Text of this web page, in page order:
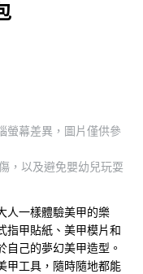
螢幕差異，圖片僅供參
，以及避免嬰幼兒玩耍
人一樣體驗美甲的樂
指甲貼紙、美甲模片和
自己的夢幻美甲造型。
甲工具，隨時隨地都能